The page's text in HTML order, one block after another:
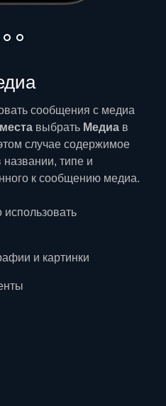
сообщения с медиа
места выбрать Медиа в
случае содержимое
названии, типе и
к сообщению медиа.
и картинки